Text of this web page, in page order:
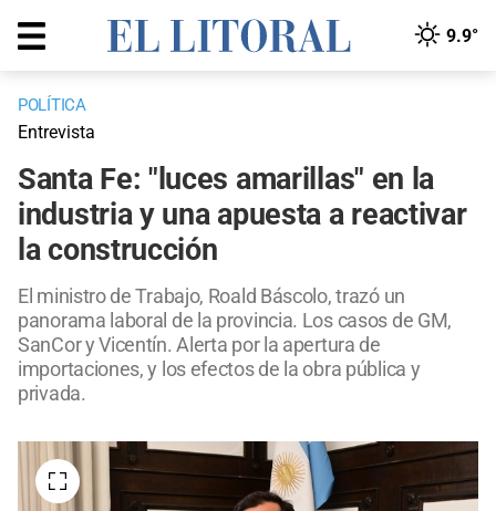
9.9°
POLÍTICA
Entrevista
Santa Fe: "luces amarillas" en la
industria y una apuesta a reactivar
la construcción
El ministro de Trabajo, Roald Báscolo, trazó un
panorama laboral de la provincia. Los casos de GM,
SanCor y Vicentín. Alerta por la apertura de
importaciones, y los efectos de la obra pública y
privada.